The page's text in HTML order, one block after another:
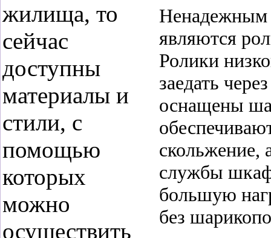
жилища, то
сейчас
доступны
материалы и
стили, с
помощью
которых
можно
осуществить
Ненадежным
являются
Ролики
заедать
оснащены
скольжение,
службы
большую
без